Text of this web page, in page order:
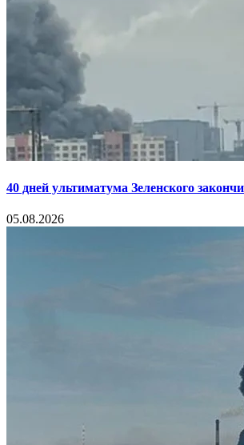
40 дней ультиматума Зеленского
05.08.2026